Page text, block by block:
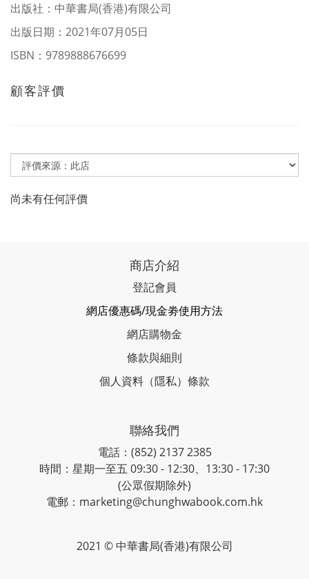
出版社：中華書局(香港)有限公司
出版日期：2021年07月05日
ISBN：9789888676699
顧客評價
尚未有任何評價
商店介紹
登記會員
網店優惠碼/現金劵使用方法
網店購物金
條款與細則
個人資料（隱私）條款
聯絡我們
電話：(852) 2137 2385
時間：星期一至五 09:30 - 12:30、13:30 - 17:30
(公眾假期除外)
電郵：marketing@chunghwabook.com.hk
2021 © 中華書局(香港)有限公司